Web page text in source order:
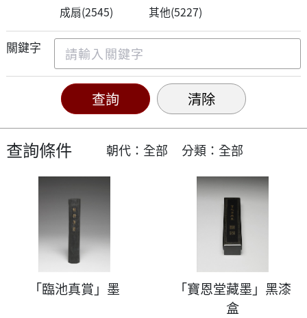
成扇(2545) 其他(5227)
關鍵字
查詢條件 朝代：全部 分類：全部
「臨池真賞」墨
「寶恩堂藏墨」黑漆
盒